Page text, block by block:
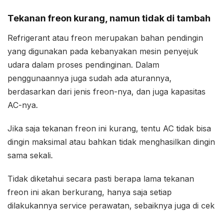
Tekanan freon kurang, namun tidak di tambah
Refrigerant atau freon merupakan bahan pendingin
yang digunakan pada kebanyakan mesin penyejuk
udara dalam proses pendinginan. Dalam
penggunaannya juga sudah ada aturannya,
berdasarkan dari jenis freon-nya, dan juga kapasitas
AC-nya.
Jika saja tekanan freon ini kurang, tentu AC tidak bisa
dingin maksimal atau bahkan tidak menghasilkan dingin
sama sekali.
Tidak diketahui secara pasti berapa lama tekanan
freon ini akan berkurang, hanya saja setiap
dilakukannya service perawatan, sebaiknya juga di cek